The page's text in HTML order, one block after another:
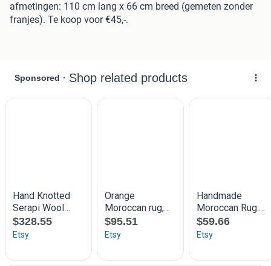
afmetingen: 110 cm lang x 66 cm breed (gemeten zonder
franjes). Te koop voor €45,-.